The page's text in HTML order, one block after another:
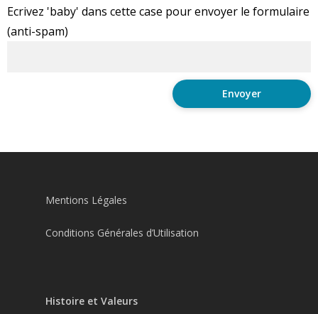
Ecrivez 'baby' dans cette case pour envoyer le formulaire
(anti-spam)
Mentions Légales
Conditions Générales d’Utilisation
Histoire et Valeurs